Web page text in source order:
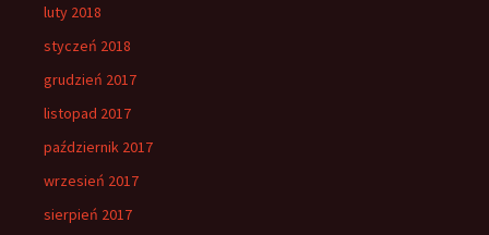
luty 2018
styczeń 2018
grudzień 2017
listopad 2017
październik 2017
wrzesień 2017
sierpień 2017